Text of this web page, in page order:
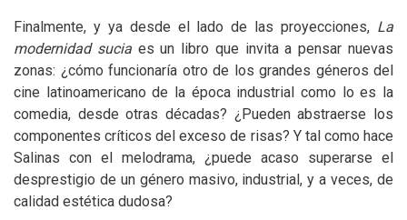
Finalmente, y ya desde el lado de las proyecciones, La
modernidad suciaes un libro que invita a pensar nuevas
zonas: ¿cómo funcionaría otro de los grandes géneros del
cine latinoamericano de la época industrial como lo es la
comedia, desde otras décadas? ¿Pueden abstraerse los
componentes críticos del exceso de risas? Y tal como hace
Salinas con el melodrama, ¿puede acaso superarse el
desprestigio de un género masivo, industrial, y a veces, de
calidad estética dudosa?